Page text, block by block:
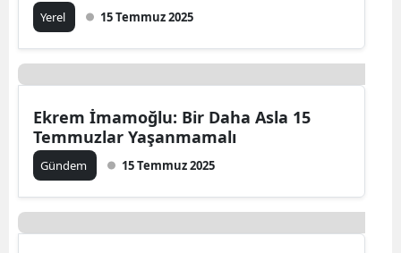
Yerel 15 Temmuz 2025
Ekrem İmamoğlu: Bir Daha Asla 15
Temmuzlar Yaşanmamalı
Gündem 15 Temmuz 2025